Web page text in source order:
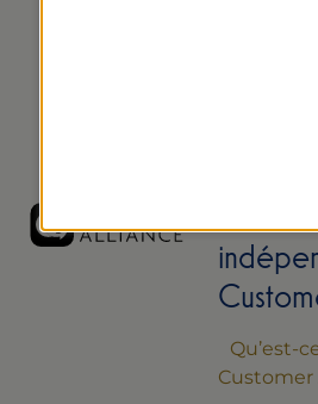
Qu’est-
Customer